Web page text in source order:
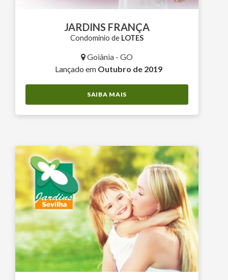
JARDINS FRANÇA
Condomínio de LOTES
Goiânia - GO
Lançado em Outubro de 2019
SAIBA MAIS